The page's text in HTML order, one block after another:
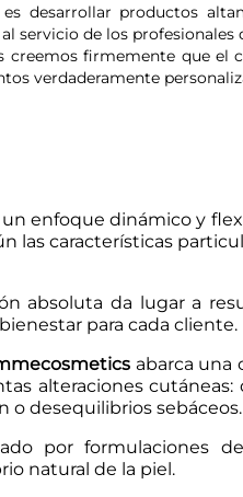
desarrollar productos
servicio de los profesionales
creemos firmemente que el
verdaderamente
enfoque dinámico y
las características
absoluta da lugar a
para cada cliente.
abarca una
alteraciones
o desequilibrios sebáceos.
por formulaciones
natural de la piel.